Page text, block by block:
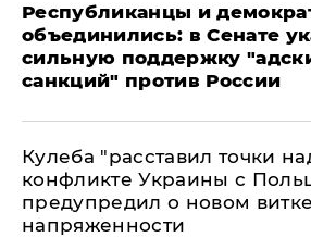
Республиканцы и
объединились: в Сенате
сильную поддержку
санкций" против России
Кулеба "расставил точки
конфликте Украины с
предупредил о новом витке
напряженности